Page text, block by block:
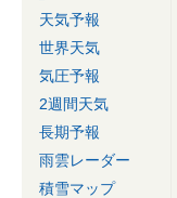
天気予報
世界天気
気圧予報
2週間天気
長期予報
雨雲レーダー
積雪マップ